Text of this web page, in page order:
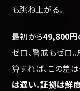
も跳ね上がる。
最初から49,800円
ゼロ、警戒もゼロ
算すれば、この差
は遅い。証拠は鮮